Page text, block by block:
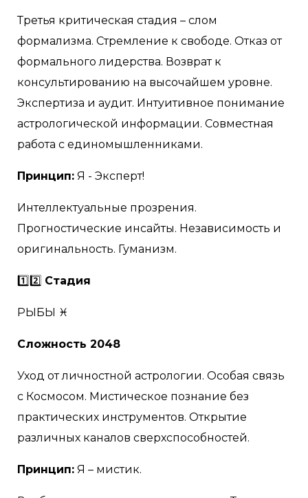
Третья критическая стадия – слом
формализма. Стремление к свободе. Отказ от
формального лидерства. Возврат к
консультированию на высочайшем уровне.
Экспертиза и аудит. Интуитивное понимание
астрологической информации. Совместная
работа с единомышленниками.
Принцип: Я - Эксперт!
Интеллектуальные прозрения.
Прогностические инсайты. Независимость и
оригинальность. Гуманизм.
1️⃣2️⃣ Стадия
РЫБЫ ♓
Сложность 2048
Уход от личностной астрологии. Особая связь
с Космосом. Мистическое познание без
практических инструментов. Открытие
различных каналов сверхспособностей.
Принцип: Я – мистик.